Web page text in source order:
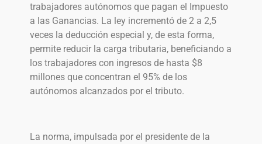
trabajadores autónomos que pagan el Impuesto
a las Ganancias. La ley incrementó de 2 a 2,5
veces la deducción especial y, de esta forma,
permite reducir la carga tributaria, beneficiando a
los trabajadores con ingresos de hasta $8
millones que concentran el 95% de los
autónomos alcanzados por el tributo.
La norma, impulsada por el presidente de la